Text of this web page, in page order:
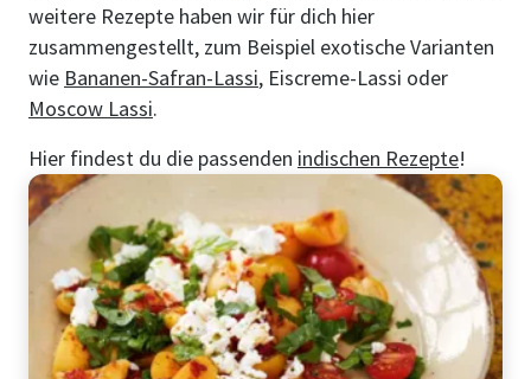
weitere Rezepte haben wir für dich hier
zusammengestellt, zum Beispiel exotische Varianten
wie Bananen-Safran-Lassi, Eiscreme-Lassi oder
Moscow Lassi.
Hier findest du die passenden indischen Rezepte!